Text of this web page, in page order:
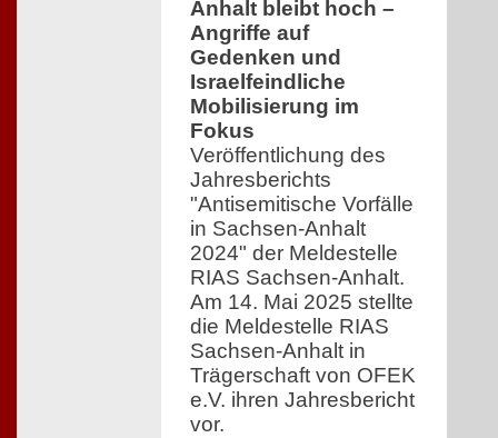
Anhalt bleibt hoch –
Angriffe auf
Gedenken und
Israelfeindliche
Mobilisierung im
Fokus
Veröffentlichung des
Jahresberichts
"Antisemitische Vorfälle
in Sachsen-Anhalt
2024" der Meldestelle
RIAS Sachsen-Anhalt.
Am 14. Mai 2025 stellte
die Meldestelle RIAS
Sachsen-Anhalt in
Trägerschaft von OFEK
e.V. ihren Jahresbericht
vor.